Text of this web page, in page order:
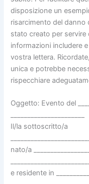
disposizione un
risarcimento del danno
stato creato per servire
informazioni includere
vostra lettera.
unica e potrebbe
rispecchiare
Oggetto: Evento del
Il/la sottoscritto/a
nato/a
e residente in